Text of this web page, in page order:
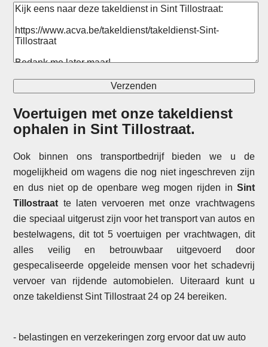
Voertuigen met onze takeldienst
ophalen inSint Tillostraat.
Ook binnen ons transportbedrijf bieden we u de
mogelijkheid om wagens die nog niet ingeschreven zijn
en dus niet op de openbare weg mogen rijden in Sint
Tillostraat te laten vervoeren met onze vrachtwagens
die speciaal uitgerust zijn voor het transport van autos en
bestelwagens, dit tot 5 voertuigen per vrachtwagen, dit
alles veilig en betrouwbaar uitgevoerd door
gespecaliseerde opgeleide mensen voor het schadevrij
vervoer van rijdende automobielen. Uiteraard kunt u
onze takeldienst Sint Tillostraat 24 op 24 bereiken.
- belastingen en verzekeringen zorg ervoor dat uw auto